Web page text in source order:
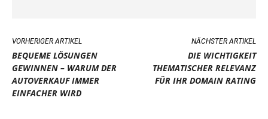
VORHERIGER ARTIKEL
BEQUEME LÖSUNGEN
GEWINNEN – WARUM DER
AUTOVERKAUF IMMER
EINFACHER WIRD
NÄCHSTER ARTIKEL
DIE WICHTIGKEIT
THEMATISCHER RELEVANZ
FÜR IHR DOMAIN RATING